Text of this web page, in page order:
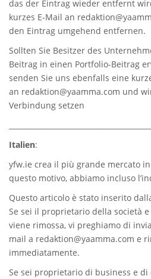
das der Eintrag wieder entfernt
kurzes E-Mail an
den Eintrag umgehend entfernen.
Sollten Sie Besitzer des
Beitrag in einen Portfolio-Beitrag
senden Sie uns ebenfalls eine
an redaktion@yaamma.com und
Verbindung setzen
Italien:
yfw.ie crea il più grande mercato
questo motivo, abbiamo incluso
Questo articolo è stato inserito
Se sei il proprietario della società
viene rimossa, vi preghiamo di
mail a redaktion@yaamma.com e
immediatamente.
Se sei proprietario di business e